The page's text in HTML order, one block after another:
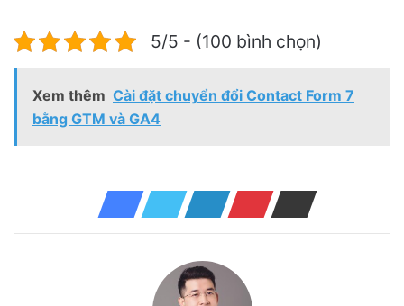
5/5 - (100 bình chọn)
Xem thêm Cài đặt chuyển đổi Contact Form 7
bằng GTM và GA4